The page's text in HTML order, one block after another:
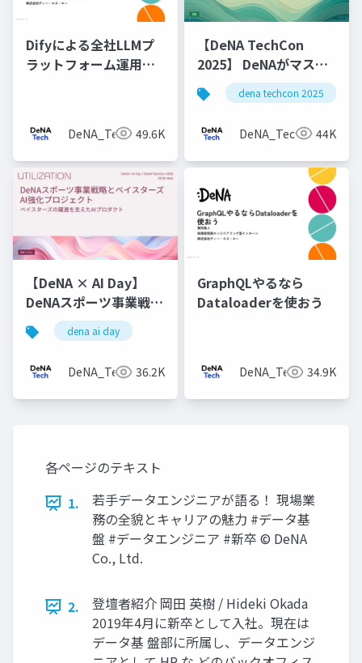
Difyによる全社LLMプ
ラットフォーム運用と
DeNA_Tech 49.6K
【DeNA TechCon
2025】 DeNAがマスタ
データ管理にOyakata
を使う理由
dena techcon 2025
DeNA_Tech 44K
【DeNA × AI Day】
DeNAスポーツ事業戦略
とベイスターズAI強化
プロジェクト
dena ai day
DeNA_Tech 36.2K
GraphQLやるなら
Dataloaderを使おう
DeNA_Tech 34.9K
各ページのテキスト
1.
若⼿データエンジニアが語る！ 現場業
務の全貌とキャリアの魅⼒ #データ基
盤 #データエンジニア #新卒 © DeNA
Co., Ltd.
2.
登壇者紹介 岡⽥ 英樹 / Hideki Okada
2019年4⽉に新卒として⼊社。現在は
データ基 盤部に所属し、データエンジ